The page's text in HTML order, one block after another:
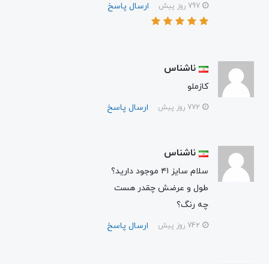
ارسال پاسخ
ناشناس
کازملو
ارسال پاسخ
ناشناس
سلام سایز ۴۱ موجود دارید؟
طول و عرضش چقدر هست
چه رنگ؟
ارسال پاسخ